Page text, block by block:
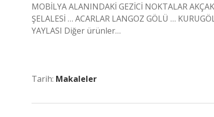
MOBİLYA ALANINDAKİ GEZİCİ NOKTALAR
ŞELALESİ … ACARLAR LANGOZ GÖLÜ …
YAYLASI Diğer ürünler…
Tarih: Makaleler